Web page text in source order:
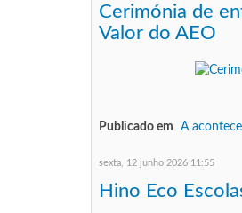
Cerimónia de
Valor do AEO
Publicado em A
sexta, 12 junho 2026 11:55
Hino Eco